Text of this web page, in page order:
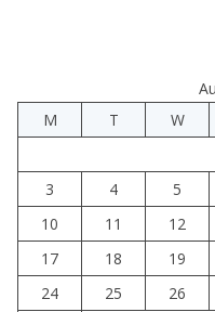
M
T W
3
4 5
10
11 12
17
18 19
24
25 26